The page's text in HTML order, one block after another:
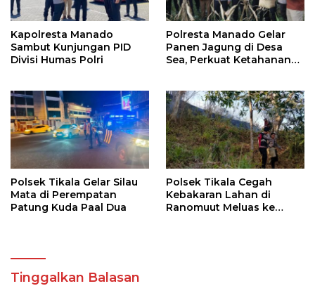
Kapolresta Manado
Sambut Kunjungan PID
Divisi Humas Polri
Polresta Manado Gelar
Panen Jagung di Desa
Sea, Perkuat Ketahanan
Polsek Tikala Gelar Silau
Mata di Perempatan
Patung Kuda Paal Dua
Polsek Tikala Cegah
Kebakaran Lahan di
Ranomuut Meluas ke
Tinggalkan Balasan